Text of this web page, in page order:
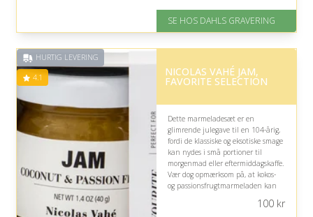
Fremragende Trustpilot rating
SE HOS DAHLS GRAVERING
HURTIG LEVERING
4.1 NICOLAS VAHÉ JAM,
FAVORITE SELECTION
Dette marmeladesæt er en
glimrende julegave til en 104-årig,
fordi de klassiske og eksotiske smage
kan nydes i små portioner til
morgenmad eller eftermiddagskaffe.
Vær dog opmærksom på, at kokos-
og passionsfrugtmarmeladen kan
100kr